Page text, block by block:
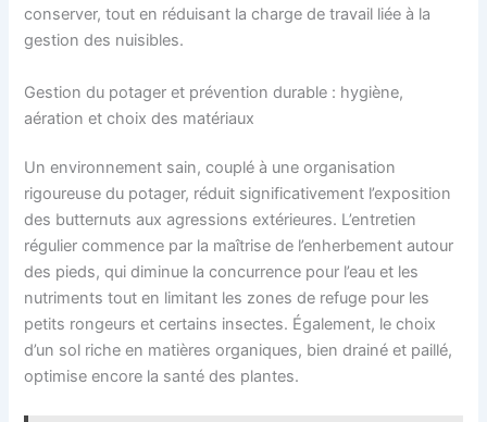
conserver, tout en réduisant la charge de travail liée à la
gestion des nuisibles.
Gestion du potager et prévention durable : hygiène,
aération et choix des matériaux
Un environnement sain, couplé à une organisation
rigoureuse du potager, réduit significativement l’exposition
des butternuts aux agressions extérieures. L’entretien
régulier commence par la maîtrise de l’enherbement autour
des pieds, qui diminue la concurrence pour l’eau et les
nutriments tout en limitant les zones de refuge pour les
petits rongeurs et certains insectes. Également, le choix
d’un sol riche en matières organiques, bien drainé et paillé,
optimise encore la santé des plantes.